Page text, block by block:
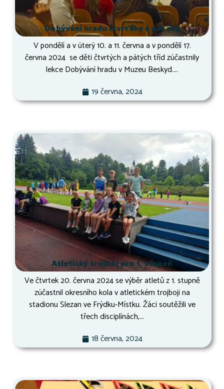
Dobývání hradu čtvrťáky a páťáky
V pondělí a v úterý 10. a 11. června a v pondělí 17.
června 2024 se děti čtvrtých a pátých tříd zúčastnily
lekce Dobývání hradu v Muzeu Beskyd....
19 června, 2024
Atletický trojboj pro 1. stupeň
Ve čtvrtek 20. června 2024 se výběr atletů z 1. stupně
zúčastnil okresního kola v atletickém trojboji na
stadionu Slezan ve Frýdku-Místku. Žáci soutěžili ve
třech disciplínách,...
18 června, 2024